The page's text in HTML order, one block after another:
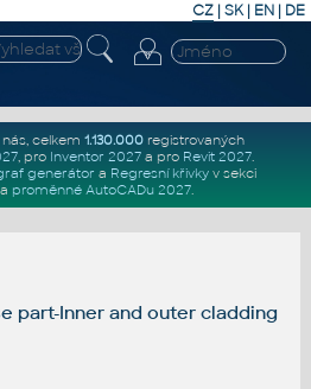
CZ | SK| EN | DE
celkem 1.130.000registrovaných
, pro Inventor 2027a pro Revit 2027.
generátor a Regresní křivkyv sekci
proměnné AutoCADu 2027.
part-Inner and outer cladding